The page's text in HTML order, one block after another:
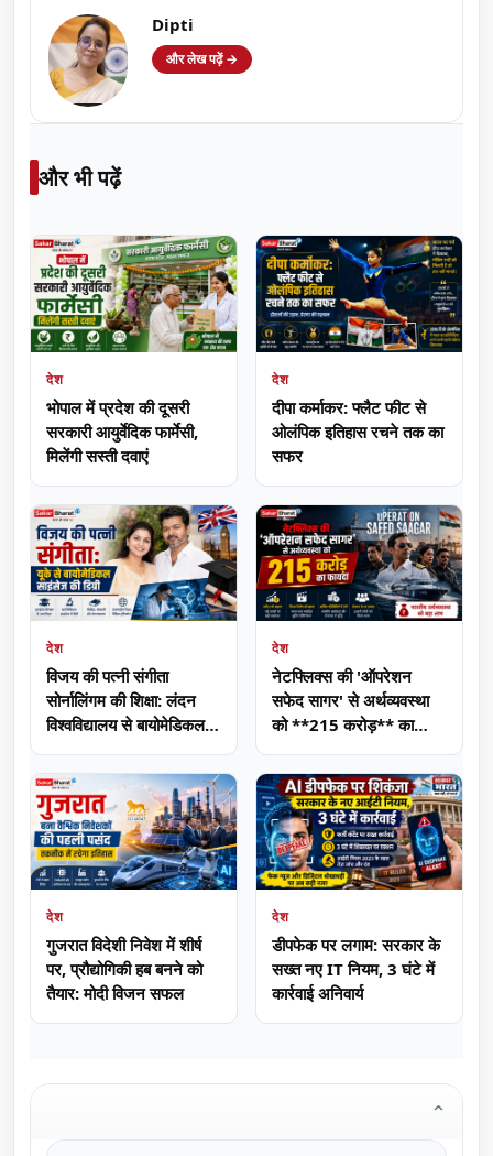
Dipti
और लेख पढ़ें →
और भी पढ़ें
देश
भोपाल में प्रदेश की दूसरी
सरकारी आयुर्वेदिक फार्मेसी,
मिलेंगी सस्ती दवाएं
देश
दीपा कर्माकर: फ्लैट फीट से
ओलंपिक इतिहास रचने तक का
सफर
देश
विजय की पत्नी संगीता
सोर्नालिंगम की शिक्षा: लंदन
विश्वविद्यालय से बायोमेडिकल
देश
नेटफ्लिक्स की 'ऑपरेशन
सफेद सागर' से अर्थव्यवस्था
को **215 करोड़** का
देश
गुजरात विदेशी निवेश में शीर्ष
पर, प्रौद्योगिकी हब बनने को
तैयार: मोदी विजन सफल
देश
डीपफेक पर लगाम: सरकार के
सख्त नए IT नियम, 3 घंटे में
कार्रवाई अनिवार्य
⌄